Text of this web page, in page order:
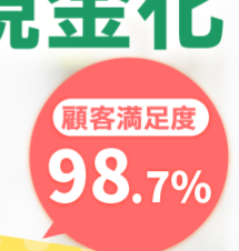
扱われ、刑事・民事両面での責